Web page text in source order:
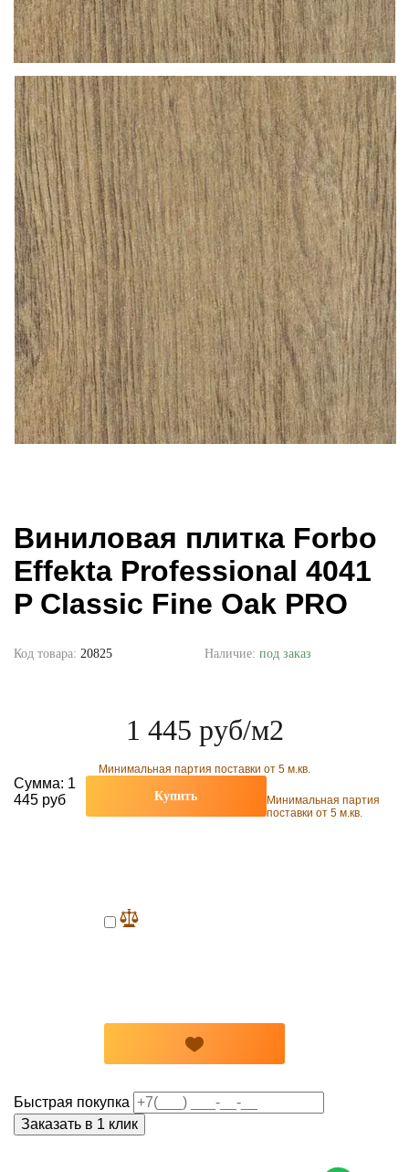
Виниловая плитка Forbo
Effekta Professional 4041
P Classic Fine Oak PRO
Код товара: 20825 Наличие: под заказ
1 445 руб/м2
Минимальная партия поставки от 5 м.кв.
Сумма: 1
445 руб
Купить
Минимальная партия
поставки от 5 м.кв.
Быстрая покупка